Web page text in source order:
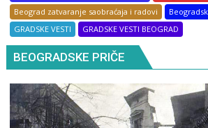
Beograd zatvaranje saobraćaja i radovi
GRADSKE VESTI
GRADSKE VESTI BEOGRAD
BEOGRADSKE PRIČE